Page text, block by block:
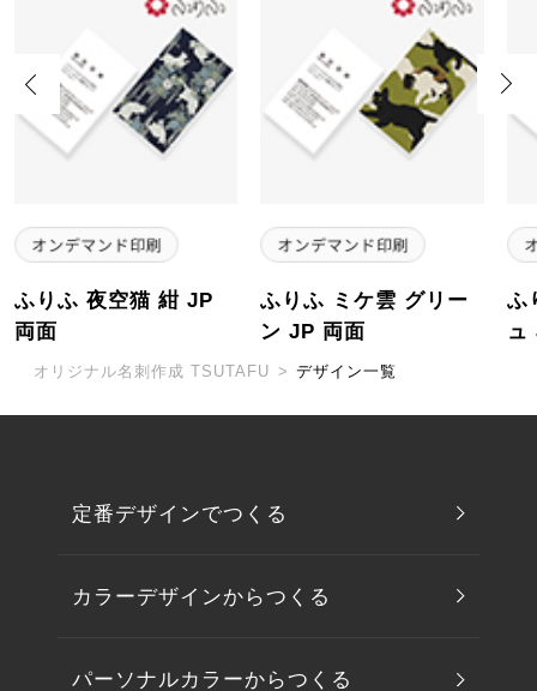
ふりふ 夜空猫 紺 JP
両面
ふりふ ミケ雲 グリー
ン JP 両面
ふ
ュ
Previous Next
オリジナル名刺作成 TSUTAFU > デザイン一覧
定番デザインでつくる
カラーデザインからつくる
パーソナルカラーからつくる